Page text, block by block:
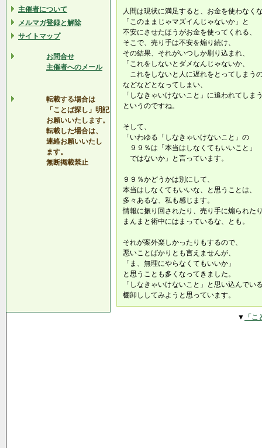
主催者について
メルマガ登録と解除
サイトマップ
お問合せ
主催者へのメール
転載する場合は
「ことば探し」明記
お願いいたします。
転載した場合は、
連絡お願いいたし
ます。
無断掲載禁止
人間は現状に満足すると、お金を使わなく
「このままじゃマズイんじゃないか」と
不安にさせたほうがお金を使ってくれる、
そこで、売り手は不安を煽り続け、
その結果、それがいつしか刷り込まれ、
「これをしないとダメなんじゃないか、
これをしないと人に遅れをとってしまう
などなどとなってしまい、
「しなきゃいけないこと」に追われてしま
というのですね。
そして、
「いわゆる「しなきゃいけないこと」の
９９％は「本当はしなくてもいいこと」
ではないか」と言っています。
９９％かどうかは別にして、
本当はしなくてもいいな、と思うことは、
多々あるな、私も感じます。
情報に振り回されたり、売り手に煽られた
まんまと術中にはまっているな、とも。
それが案外楽しかったりもするので、
悪いことばかりとも言えませんが、
「ま、無理にやらなくてもいいか」
と思うことも多くなってきました。
「しなきゃいけないこと」と思い込んでい
棚卸ししてみようと思っています。
▼ 「